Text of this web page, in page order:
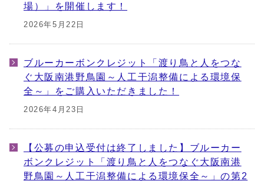
場）」を開催します！
2026年5月22日
ブルーカーボンクレジット「渡り鳥と人をつな
ぐ大阪南港野鳥園～人工干潟整備による環境保
全～」をご購入いただきました！
2026年4月23日
【公募の申込受付は終了しました】ブルーカー
ボンクレジット「渡り鳥と人をつなぐ大阪南港
野鳥園～人工干潟整備による環境保全～」の第2